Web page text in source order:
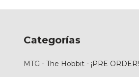
Categorías
MTG - The Hobbit - ¡PRE ORDER!